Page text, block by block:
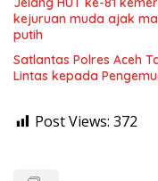
kejuruan muda ajak
putih
Satlantas Polres Aceh
Lintas kepada
Post Views: 372